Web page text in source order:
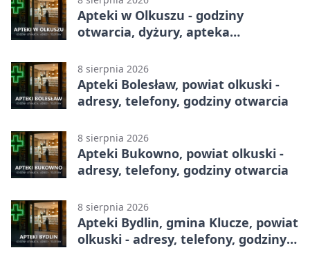
Apteki w Olkuszu - godziny
otwarcia, dyżury, apteka
8 sierpnia 2026
Apteki Bolesław, powiat olkuski -
adresy, telefony, godziny otwarcia
8 sierpnia 2026
Apteki Bukowno, powiat olkuski -
adresy, telefony, godziny otwarcia
8 sierpnia 2026
Apteki Bydlin, gmina Klucze, powiat
olkuski - adresy, telefony, godziny